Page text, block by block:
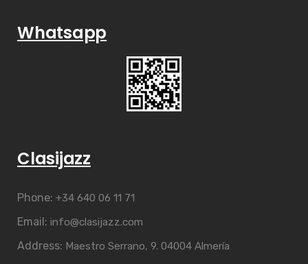
Whatsapp
Clasijazz
Phone: +34 640 06 11 71
Email: info@clasijazz.com
Address: Maestro Serrano, 9. 04004 Almería